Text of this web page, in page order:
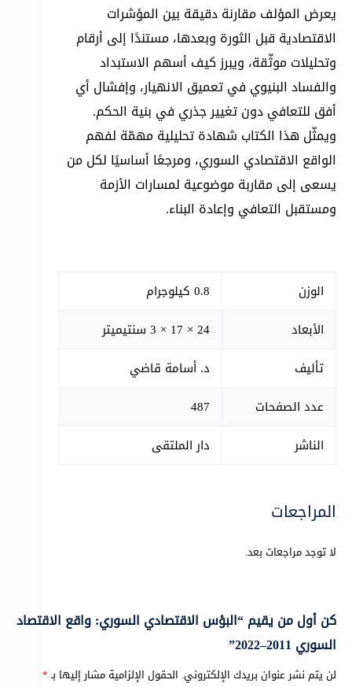
يعرض المؤلف مقارنة دقيقة بين المؤشرات
الاقتصادية قبل الثورة وبعدها، مستندًا إلى أرقام
وتحليلات موثّقة، ويبرز كيف أسهم الاستبداد
والفساد البنيوي في تعميق الانهيار، وإفشال أي
أفق للتعافي دون تغيير جذري في بنية الحكم.
ويمثّل هذا الكتاب شهادة تحليلية مهمّة لفهم
الواقع الاقتصادي السوري، ومرجعًا أساسيًا لكل من
يسعى إلى مقاربة موضوعية لمسارات الأزمة
ومستقبل التعافي وإعادة البناء.
الوزن
0.8 كيلوجرام
الأبعاد
24 × 17 × 3 سنتيميتر
تأليف
د. أسامة قاضي
عدد الصفحات
487
الناشر
دار الملتقى
المراجعات
لا توجد مراجعات بعد.
كن أول من يقيم “البؤس الاقتصادي السوري: واقع الاقتصاد
السوري 2011–2022”
لن يتم نشر عنوان بريدك الإلكتروني. الحقول الإلزامية مشار إليها بـ*